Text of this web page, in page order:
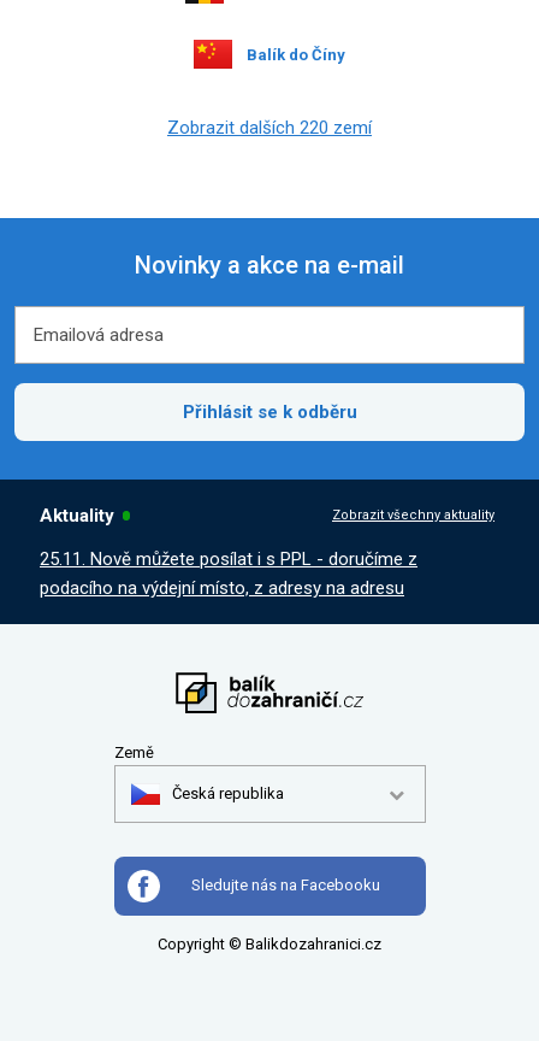
Balík do Číny
Zobrazit dalších 220 zemí
Novinky a akce na e-mail
Emailová adresa
Přihlásit se k odběru
Aktuality Zobrazit všechny aktuality
25.11. Nově můžete posílat i s PPL - doručíme z
podacího na výdejní místo, z adresy na adresu
Země
Česká republika
Sledujte nás na Facebooku
Copyright © Balikdozahranici.cz